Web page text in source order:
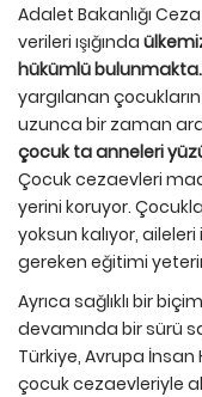
Adalet Bakanlığı
verileri ışığında
hükümlü bulunmakta.
yargılanan
uzunca bir zaman
çocuk ta anneleri
Çocuk cezaevleri
yerini koruyor.
yoksun kalıyor, aileleri
gereken eğitimi
Ayrıca sağlıklı bir
devamında bir sürü
Türkiye, Avrupa İnsan
çocuk cezaevleriyle